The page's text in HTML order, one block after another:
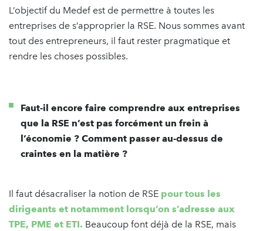
L’objectif du Medef est de permettre à toutes les
entreprises de s’approprier la RSE. Nous sommes avant
tout des entrepreneurs, il faut rester pragmatique et
rendre les choses possibles.
Faut-il encore faire comprendre aux entreprises
que la RSE n’est pas forcément un frein à
l’économie ? Comment passer au-dessus de
craintes en la matière ?
Il faut désacraliser la notion de RSE pour tous les
dirigeants et notamment lorsqu’on s’adresse aux
TPE, PME et ETI. Beaucoup font déjà de la RSE, mais